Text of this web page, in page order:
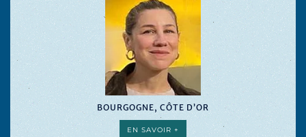
BOURGOGNE, CÔTE D’OR
EN SAVOIR +